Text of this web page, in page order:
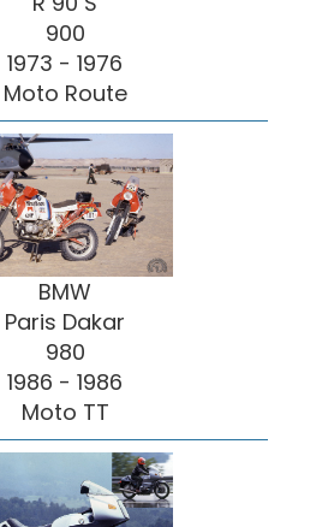
900
1973 - 1976
Moto Route
BMW
Paris Dakar
980
1986 - 1986
Moto TT